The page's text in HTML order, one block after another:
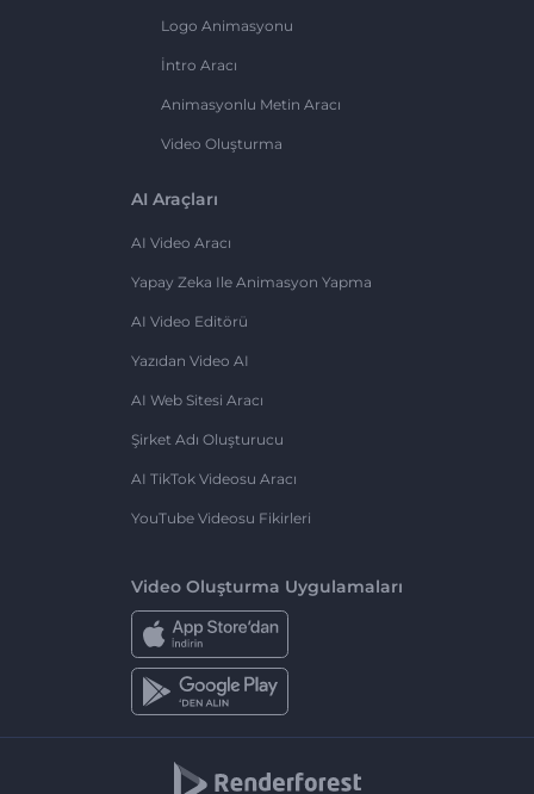
Logo Animasyonu
İntro Aracı
Animasyonlu Metin Aracı
Video Oluşturma
AI Araçları
AI Video Aracı
Yapay Zeka Ile Animasyon Yapma
AI Video Editörü
Yazıdan Video AI
AI Web Sitesi Aracı
Şirket Adı Oluşturucu
AI TikTok Videosu Aracı
YouTube Videosu Fikirleri
Video Oluşturma Uygulamaları